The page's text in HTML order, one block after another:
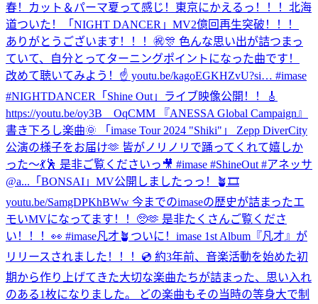
春！ カット＆パーマ夏って感じ！ 東京にかえるっ！！！ 北海
道ついた！
「NIGHT DANCER」MV2億回再生突破！！！
ありがとうございます！！！㊗️🎊 色んな思い出が詰つまっ
ていて、自分とってターニングポイントになった曲です！
改めて聴いてみよう！☝️ youtu.be/kagoEGKHZvU?si… #imase
#NIGHTDANCER
「Shine Out」ライブ映像公開！！🎸
https://youtu.be/oy3B__OqCMM 『ANESSA Global Campaign』
書き下ろし楽曲🌞 「imase Tour 2024 "Shiki"」 Zepp DiverCity
公演の様子をお届け🫶 皆がノリノリで踊ってくれて嬉しか
った〜💃🕺 是非ご覧くださいっ🎥 #imase #ShineOut #アネッサ
@a... 「BONSAI」MV公開しましたっっ！🪴🎞
youtu.be/SamgDPKhBWw 今までのimaseの歴史が詰まったエ
モいMVになってます！！🥺🫶 是非たくさんご覧くださ
い！！！👀 #imase凡才🪴 ついに！imase 1st Album『凡才』が
リリースされました！！！💿 約3年前、音楽活動を始めた初
期から作り上げてきた大切な楽曲たちが詰まった、思い入れ
のある1枚になりました。 どの楽曲もその当時の等身大で制